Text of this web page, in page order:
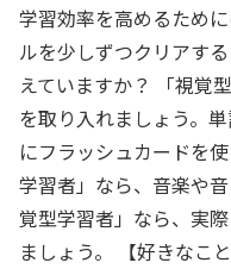
学習効率を高めるため
ルを少しずつクリアす
えていますか？ 「視覚
を取り入れましょう。
にフラッシュカードを
学習者」なら、音楽や
覚型学習者」なら、実
ましょう。 【好きなこ